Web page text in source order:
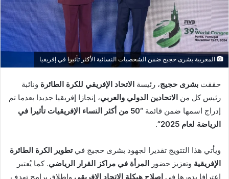
المغربية بشرى حجيج ضمن الشخصيات النسائية الأكثر تأثيرا في إفريقيا
حققت بشرى حجيج، رئيسة الاتحاد الإفريقي للكرة الطائرة ونائبة
رئيس كل من الاتحادين الدولي والعربي، إنجازا إفريقيا جديدا بعدما تم
إدراج اسمها ضمن قائمة
“50 من أكثر النساء الإفريقيات تأثيرا في
الرياضة لعام 2025”
.
ويأتي هذا التتويج تقديرا لجهود بشرى حجيج فيتطوير الكرة الطائرة
الإفريقية وتعزيز حضور المرأة في مراكز القرار الرياضي. كما يُعتبر
اعترافا بدورها في إصلاح هيكلة الاتحاد الإفريقي وإطلاق برامج تهدف